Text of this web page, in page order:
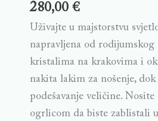
280,00€
Uživajte u majstorstvu
napravljena od
kristalima na krakovima i
nakita lakim za nošenje,
podešavanje veličine.
ogrlicom da biste zablistali
Bijela,
Rodinirano
quantity